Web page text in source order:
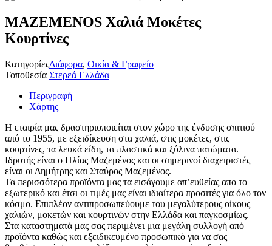
MAZEMENOS Χαλιά Μοκέτες
Κουρτίνες
ΚατηγορίεςΔιάφορα, Οικία & Γραφείο
Τοποθεσία Στερεά Ελλάδα
Περιγραφή
Χάρτης
Η εταιρία μας δραστηριοποιείται στον χώρο της ένδυσης σπιτιού
από το 1955, με εξειδίκευση στα χαλιά, στις μοκέτες, στις
κουρτίνες, τα λευκά είδη, τα πλαστικά και ξύλινα πατώματα.
Ιδρυτής είναι ο Ηλίας Μαζεμένος και οι σημερινοί διαχειριστές
είναι οι Δημήτρης και Σταύρος Μαζεμένος.
Τα περισσότερα προϊόντα μας τα εισάγουμε απ’ευθείας απο το
εξωτερικό και έτσι οι τιμές μας είναι ιδιαίτερα προσιτές για όλο τον
κόσμο. Επιπλέον αντιπροσωπεύουμε του μεγαλύτερους οίκους
χαλιών, μοκετών και κουρτινών στην Ελλάδα και παγκοσμίως.
Στα καταστηματά μας σας περιμένει μια μεγάλη συλλογή από
προϊόντα καθώς και εξειδικευμένο προσωπικό για να σας